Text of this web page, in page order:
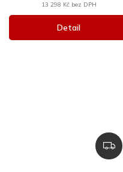
13 298 Kč bez DPH
Detail
Z
D